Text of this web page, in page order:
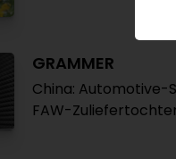
GRAMMER
China:
FAW-